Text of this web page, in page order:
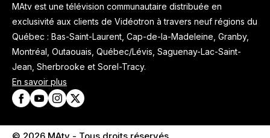
MAtv est une télévision communautaire distribuée en
exclusivité aux clients de Vidéotron à travers neuf régions du
Québec : Bas-Saint-Laurent, Cap-de-la-Madeleine, Granby,
Montréal, Outaouais, Québec/Lévis, Saguenay-Lac-Saint-
Jean, Sherbrooke et Sorel-Tracy.
En savoir plus